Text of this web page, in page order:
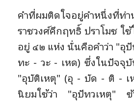
คำที่ผมติดใจอยู่คำหนึ่งที่ท่า
ราชวงศ์คึกฤทธิ์ ปราโมช ใ
อยู่ ๔๒ แห่ง นั่นคือคำว่า "อุ
ทะ - วะ - เหด) ซึ่งในปัจจุบั
"อุบัติเหตุ" (อุ - บัด - ติ - เ
นิยมใช้ว่า "อุปัทวเหตุ" ข้า